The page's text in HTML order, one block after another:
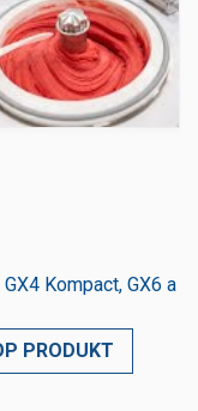
Kompact, GX6 a
PRODUKT